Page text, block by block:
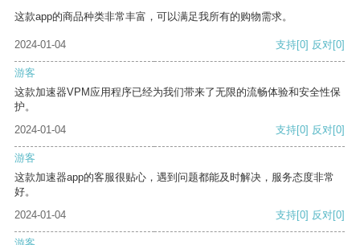
这款app的商品种类非常丰富，可以满足我所有的购物需求。
2024-01-04 支持[0] 反对[0]
游客
这款加速器VPM应用程序已经为我们带来了无限的流畅体验和安全性保
护。
2024-01-04
支持[0] 反对[0]
游客
这款加速器app的客服很贴心，遇到问题都能及时解决，服务态度非常
好。
2024-01-04
支持[0] 反对[0]